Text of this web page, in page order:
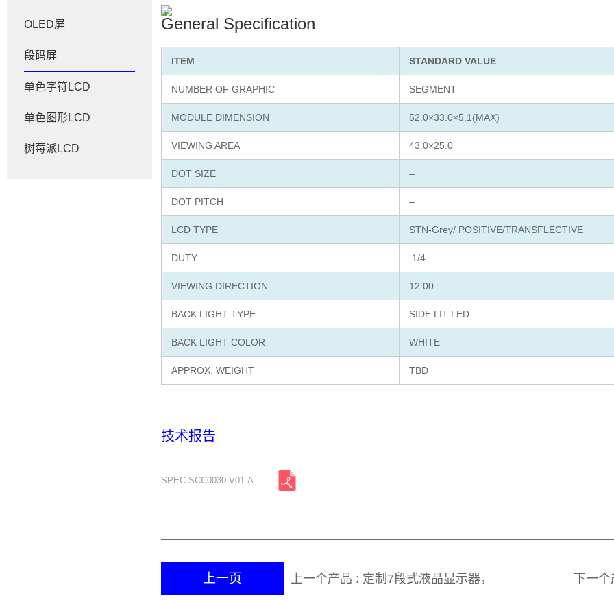
OLED屏
段码屏
单色字符LCD
单色图形LCD
树莓派LCD
General Specification
ITEM STANDARD VALUE
NUMBER OF GRAPHIC SEGMENT
MODULE DIMENSION 52.0×33.0×5.1(MAX)
VIEWING AREA 43.0×25.0
DOT SIZE –
DOT PITCH –
LCD TYPE STN-Grey/ POSITIVE/TRANSFLECTIVE
DUTY 1/4
VIEWING DIRECTION 12:00
BACK LIGHT TYPE SIDE LIT LED
BACK LIGHT COLOR WHITE
APPROX. WEIGHT TBD
技术报告
SPEC-SCC0030-V01-A2.pdf
上一页 上一个产品 : 定制7段式液晶显示器， 下一